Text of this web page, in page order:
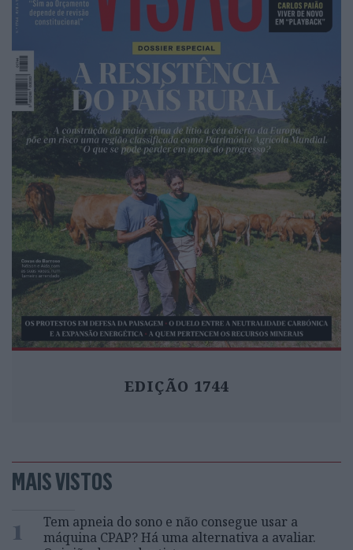
EDIÇÃO 1744
MAIS VISTOS
1
Tem apneia do sono e não consegue usar a
máquina CPAP? Há uma alternativa a avaliar.